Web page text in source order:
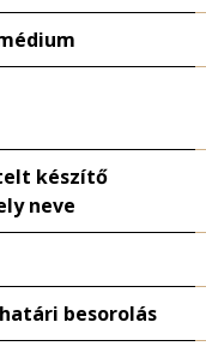
készítő
neve
besorolás